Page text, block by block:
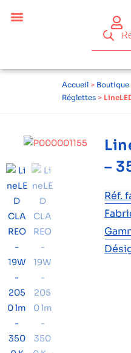
Accueil > Boutique
Réglettes >
–
Réf.